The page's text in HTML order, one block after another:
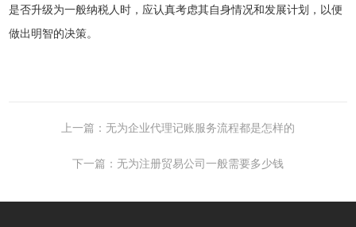
是否升级为一般纳税人时，应认真考虑其自身情况和发展计划，以便
做出明智的决策。
上一篇：无为企业代理记账服务流程都是怎样的
下一篇：无为注册贸易公司一般需要多少钱